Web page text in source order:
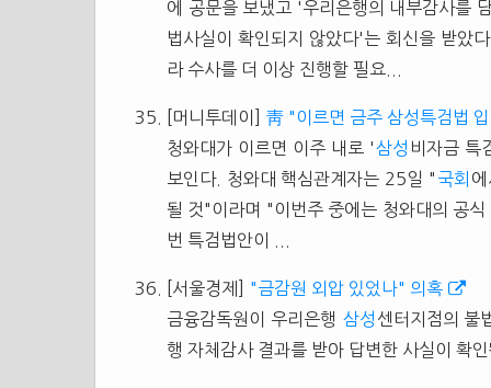
에 공문을 보냈고 '우리은행의 내부감사를
법사실이 확인되지 않았다'는 회신을 받았
라 수사를 더 이상 진행할 필요...
[머니투데이] 靑 "이르면 금주 삼성특검법
청와대가 이르면 이주 내로 ' 삼성 비자금 특
보인다. 청와대 핵심관계자는 25일 " 국회
될 것"이라며 "이번주 중에는 청와대의 공
번 특검법안이 ...
[서울경제]
"금감원 외압 있었나" 의혹
금융감독원이 우리은행 삼성 센터지점의 불
행 자체감사 결과를 받아 답변한 사실이 확